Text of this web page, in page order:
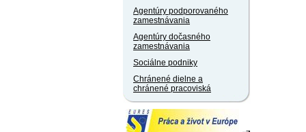
Agentúry podporovaného
zamestnávania
Agentúry dočasného
zamestnávania
Sociálne podniky
Chránené dielne a
chránené pracoviská